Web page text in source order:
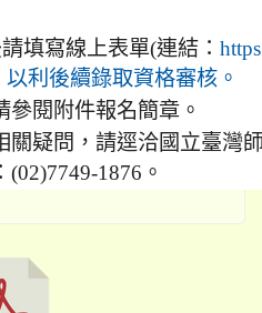
填寫線上表單(連結：
以利後續錄取資格審核。
參閱附件報名簡章。
關疑問，請逕洽國立臺灣
(02)7749-1876。